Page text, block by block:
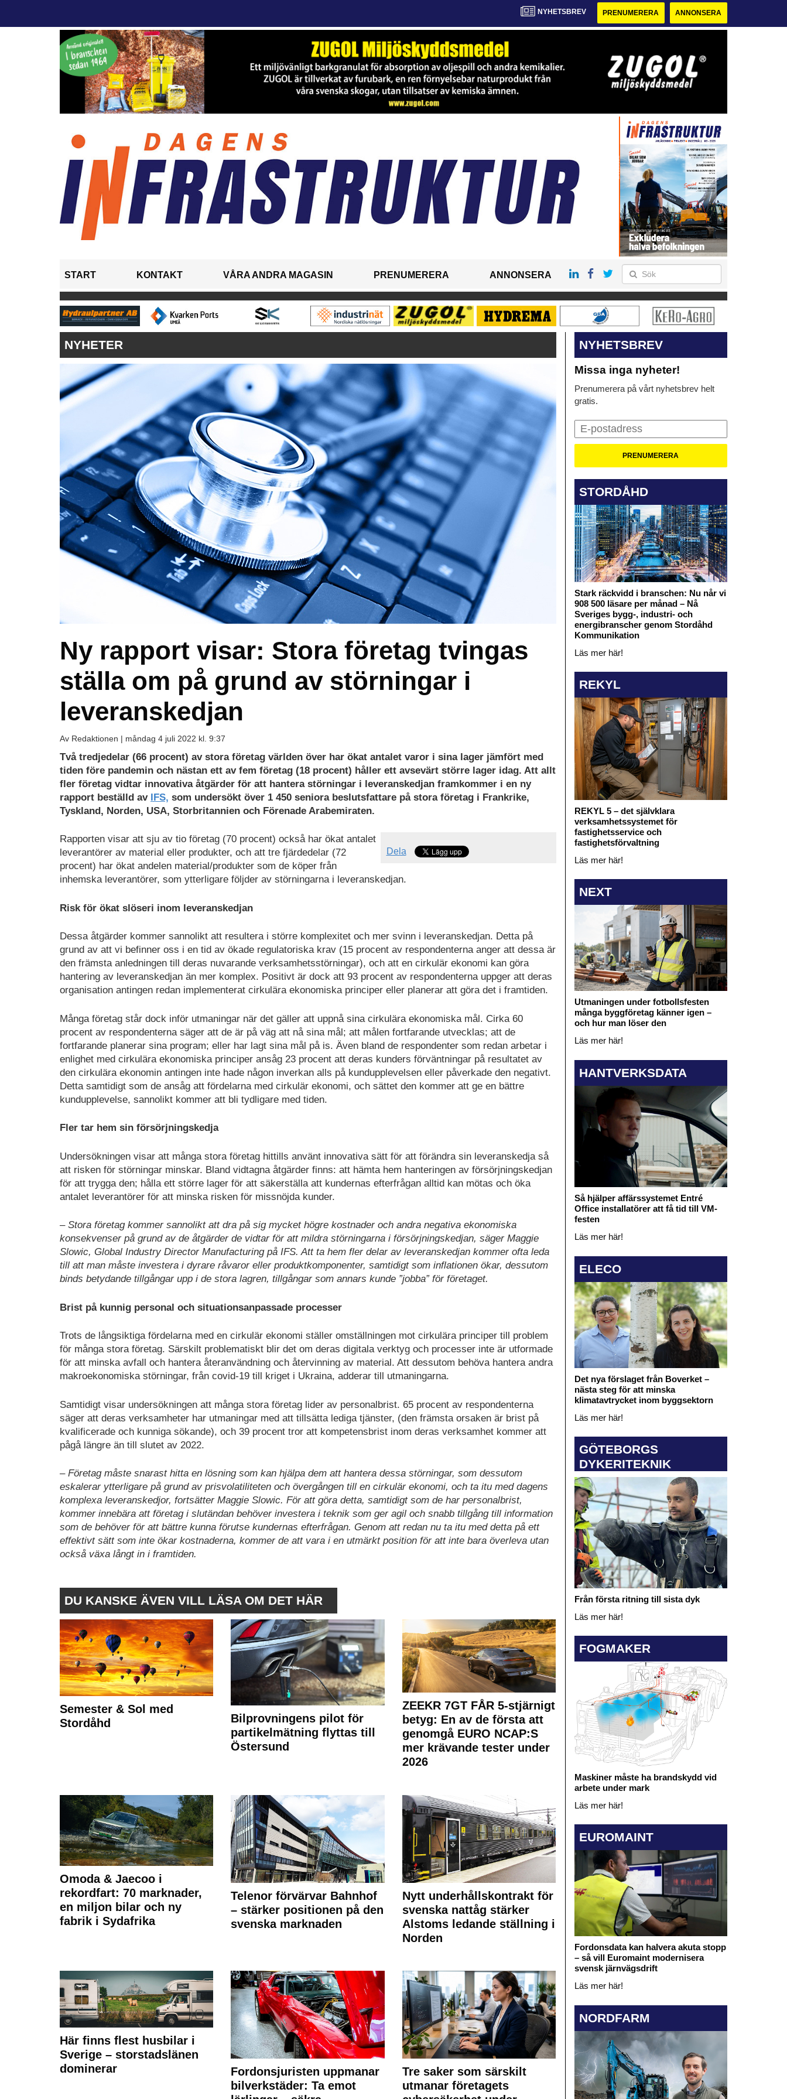
NYHETSBREV PRENUMERERA ANNONSERA
START KONTAKT VÅRA ANDRA MAGASIN PRENUMERERA ANNONSERA
NYHETER
Ny rapport visar: Stora företag tvingas
ställa om på grund av störningar i
leveranskedjan
Av Redaktionen | måndag 4 juli 2022 kl. 9:37
Två tredjedelar (66 procent) av stora företag världen över har ökat antalet varor i sina lager jämfört med
tiden före pandemin och nästan ett av fem företag (18 procent) håller ett avsevärt större lager idag. Att allt
fler företag vidtar innovativa åtgärder för att hantera störningar i leveranskedjan framkommer i en ny
rapport beställd av IFS, som undersökt över 1 450 seniora beslutsfattare på stora företag i Frankrike,
Tyskland, Norden, USA, Storbritannien och Förenade Arabemiraten.
Dela
Rapporten visar att sju av tio företag (70 procent) också har ökat antalet
leverantörer av material eller produkter, och att tre fjärdedelar (72
procent) har ökat andelen material/produkter som de köper från
inhemska leverantörer, som ytterligare följder av störningarna i leveranskedjan.
Risk för ökat slöseri inom leveranskedjan
Dessa åtgärder kommer sannolikt att resultera i större komplexitet och mer svinn i leveranskedjan. Detta på
grund av att vi befinner oss i en tid av ökade regulatoriska krav (15 procent av respondenterna anger att dessa är
den främsta anledningen till deras nuvarande verksamhetsstörningar), och att en cirkulär ekonomi kan göra
hantering av leveranskedjan än mer komplex. Positivt är dock att 93 procent av respondenterna uppger att deras
organisation antingen redan implementerat cirkulära ekonomiska principer eller planerar att göra det i framtiden.
Många företag står dock inför utmaningar när det gäller att uppnå sina cirkulära ekonomiska mål. Cirka 60
procent av respondenterna säger att de är på väg att nå sina mål; att målen fortfarande utvecklas; att de
fortfarande planerar sina program; eller har lagt sina mål på is. Även bland de respondenter som redan arbetar i
enlighet med cirkulära ekonomiska principer ansåg 23 procent att deras kunders förväntningar på resultatet av
den cirkulära ekonomin antingen inte hade någon inverkan alls på kundupplevelsen eller påverkade den negativt.
Detta samtidigt som de ansåg att fördelarna med cirkulär ekonomi, och sättet den kommer att ge en bättre
kundupplevelse, sannolikt kommer att bli tydligare med tiden.
Fler tar hem sin försörjningskedja
Undersökningen visar att många stora företag hittills använt innovativa sätt för att förändra sin leveranskedja så
att risken för störningar minskar. Bland vidtagna åtgärder finns: att hämta hem hanteringen av försörjningskedjan
för att trygga den; hålla ett större lager för att säkerställa att kundernas efterfrågan alltid kan mötas och öka
antalet leverantörer för att minska risken för missnöjda kunder.
– Stora företag kommer sannolikt att dra på sig mycket högre kostnader och andra negativa ekonomiska
konsekvenser på grund av de åtgärder de vidtar för att mildra störningarna i försörjningskedjan, säger Maggie
Slowic, Global Industry Director Manufacturing på IFS. Att ta hem fler delar av leveranskedjan kommer ofta leda
till att man måste investera i dyrare råvaror eller produktkomponenter, samtidigt som inflationen ökar, dessutom
binds betydande tillgångar upp i de stora lagren, tillgångar som annars kunde ”jobba” för företaget.
Brist på kunnig personal och situationsanpassade processer
Trots de långsiktiga fördelarna med en cirkulär ekonomi ställer omställningen mot cirkulära principer till problem
för många stora företag. Särskilt problematiskt blir det om deras digitala verktyg och processer inte är utformade
för att minska avfall och hantera återanvändning och återvinning av material. Att dessutom behöva hantera andra
makroekonomiska störningar, från covid-19 till kriget i Ukraina, adderar till utmaningarna.
Samtidigt visar undersökningen att många stora företag lider av personalbrist. 65 procent av respondenterna
säger att deras verksamheter har utmaningar med att tillsätta lediga tjänster, (den främsta orsaken är brist på
kvalificerade och kunniga sökande), och 39 procent tror att kompetensbrist inom deras verksamhet kommer att
pågå längre än till slutet av 2022.
– Företag måste snarast hitta en lösning som kan hjälpa dem att hantera dessa störningar, som dessutom
eskalerar ytterligare på grund av prisvolatiliteten och övergången till en cirkulär ekonomi, och ta itu med dagens
komplexa leveranskedjor, fortsätter Maggie Slowic. För att göra detta, samtidigt som de har personalbrist,
kommer innebära att företag i slutändan behöver investera i teknik som ger agil och snabb tillgång till information
som de behöver för att bättre kunna förutse kundernas efterfrågan. Genom att redan nu ta itu med detta på ett
effektivt sätt som inte ökar kostnaderna, kommer de att vara i en utmärkt position för att inte bara överleva utan
också växa långt in i framtiden.
DU KANSKE ÄVEN VILL LÄSA OM DET HÄR
Semester & Sol med
Stordåhd
Bilprovningens pilot för
partikelmätning flyttas till
Östersund
ZEEKR 7GT FÅR 5-stjärnigt
betyg: En av de första att
genomgå EURO NCAP:S
mer krävande tester under
2026
Omoda & Jaecoo i
rekordfart: 70 marknader,
en miljon bilar och ny
fabrik i Sydafrika
Telenor förvärvar Bahnhof
– stärker positionen på den
svenska marknaden
Nytt underhållskontrakt för
svenska nattåg stärker
Alstoms ledande ställning i
Norden
Här finns flest husbilar i
Sverige – storstadslänen
dominerar
Fordonsjuristen uppmanar
bilverkstäder: Ta emot
Tre saker som särskilt
utmanar företagets
NYHETSBREV
Missa inga nyheter!
Prenumerera på vårt nyhetsbrev helt
gratis.
STORDÅHD
Stark räckvidd i branschen: Nu når vi
908 500 läsare per månad – Nå
Sveriges bygg-, industri- och
energibranscher genom Stordåhd
Kommunikation
Läs mer här!
REKYL
REKYL 5 – det självklara
verksamhetssystemet för
fastighetsservice och
fastighetsförvaltning
Läs mer här!
NEXT
Utmaningen under fotbollsfesten
många byggföretag känner igen –
och hur man löser den
Läs mer här!
HANTVERKSDATA
Så hjälper affärssystemet Entré
Office installatörer att få tid till VM-
festen
Läs mer här!
ELECO
Det nya förslaget från Boverket –
nästa steg för att minska
klimatavtrycket inom byggsektorn
Läs mer här!
GÖTEBORGS
DYKERITEKNIK
Från första ritning till sista dyk
Läs mer här!
FOGMAKER
Maskiner måste ha brandskydd vid
arbete under mark
Läs mer här!
EUROMAINT
Fordonsdata kan halvera akuta stopp
– så vill Euromaint modernisera
svensk järnvägsdrift
Läs mer här!
NORDFARM